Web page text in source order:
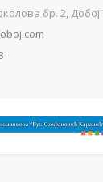
бр. 2, Добој